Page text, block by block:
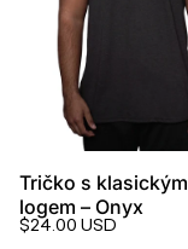
Tričko s klasickým
logem – Onyx
$24.00 USD